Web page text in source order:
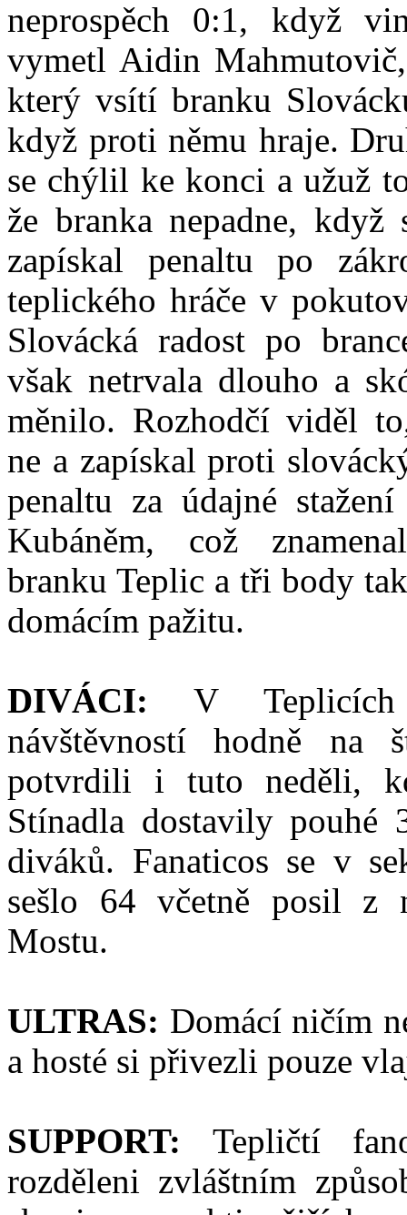
neprospěch 0:1, když
vymetl Aidin
který vsítí branku
když proti němu hraje.
se chýlil ke konci a užuž
že branka nepadne, když
zapískal penaltu po
teplického hráče v
Slovácká radost po
však netrvala dlouho a
měnilo. Rozhodčí viděl
ne a zapískal proti
penaltu za údajné stažení
Kubáněm, což
branku Teplic a tři body
domácím pažitu.
DIVÁCI: V
návštěvností hodně na
potvrdili i tuto neděli,
Stínadla dostavily pouhé
diváků. Fanaticos se v
sešlo 64 včetně posil z
Mostu.
ULTRAS: Domácí ničím
a hosté si přivezli pouze
SUPPORT: Tepličtí
rozděleni zvláštním